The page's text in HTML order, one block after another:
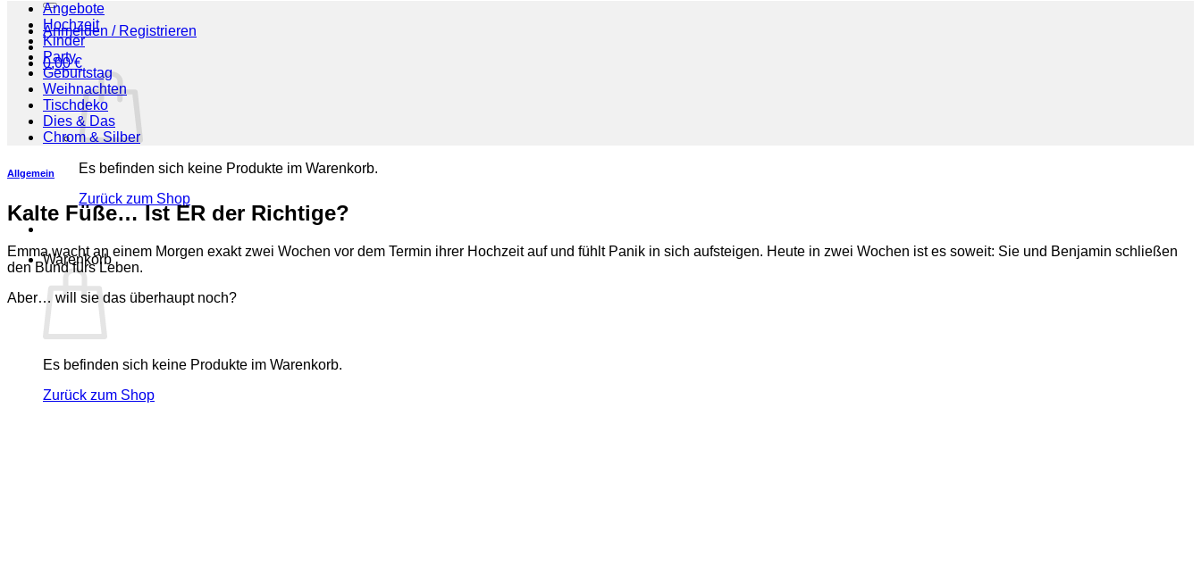
Anmelden / Registrieren
0,00€
Es befinden sich keine Produkte im Warenkorb.
Zurück zum Shop
Warenkorb
Es befinden sich keine Produkte im Warenkorb.
Zurück zum Shop
Angebote
Hochzeit
Kinder
Party
Geburtstag
Weihnachten
Tischdeko
Dies & Das
Chrom & Silber
Allgemein
Kalte Füße… Ist ER der Richtige?
Emma wacht an einem Morgen exakt zwei Wochen vor dem Termin ihrer Hochzeit auf und fühlt Panik in sich aufsteigen. Heute in zwei Wochen ist es soweit: Sie und Benjamin schließen
den Bund fürs Leben.
Aber… will sie das überhaupt noch?